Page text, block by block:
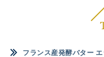
フランス産発酵バター エ